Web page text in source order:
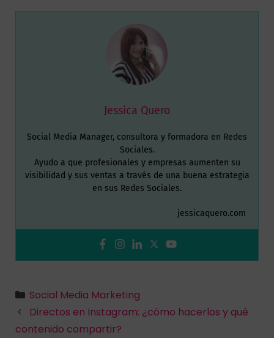
Jessica Quero
Social Media Manager, consultora y formadora en Redes
Sociales.
Ayudo a que profesionales y empresas aumenten su
visibilidad y sus ventas a través de una buena estrategia
en sus Redes Sociales.
jessicaquero.com
Social Media Marketing
Directos en Instagram: ¿cómo hacerlos y qué
contenido compartir?